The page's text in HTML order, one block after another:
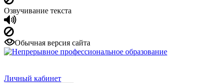
Озвучивание текста
Обычная версия сайта
Личный кабинет